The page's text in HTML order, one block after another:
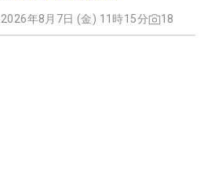
2026年8月7日 (金) 11時15分 18